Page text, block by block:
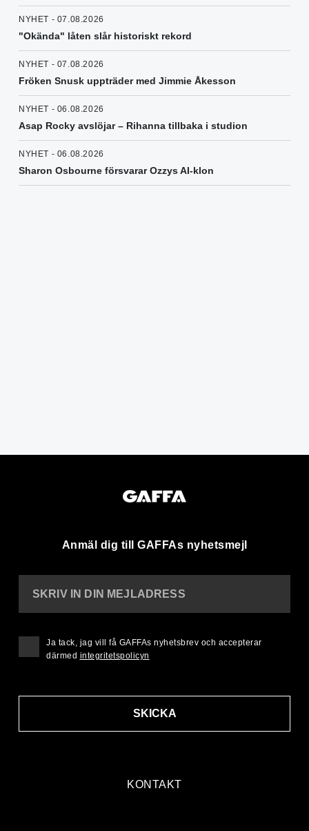
NYHET - 07.08.2026
"Okända" låten slår historiskt rekord
NYHET - 07.08.2026
Fröken Snusk uppträder med Jimmie Åkesson
NYHET - 06.08.2026
Asap Rocky avslöjar – Rihanna tillbaka i studion
NYHET - 06.08.2026
Sharon Osbourne försvarar Ozzys AI-klon
Anmäl dig till GAFFAs nyhetsmejl
KONTAKT
SKRIV IN DIN MEJLADRESS
SKICKA
Ja tack, jag vill få GAFFAs nyhetsbrev och accepterar
därmed integritetspolicyn